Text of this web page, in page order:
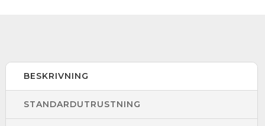
BESKRIVNING
STANDARDUTRUSTNING